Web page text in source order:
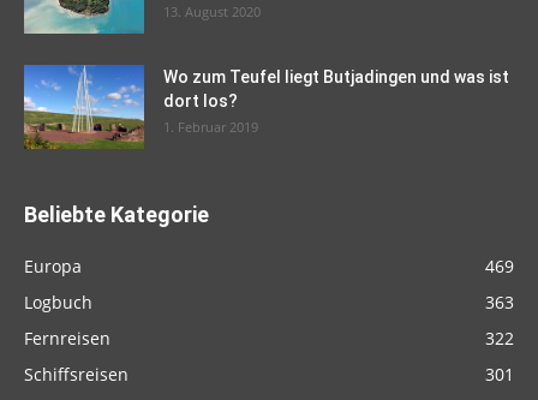
13. August 2020
Wo zum Teufel liegt Butjadingen und was ist
dort los?
1. Februar 2019
Beliebte Kategorie
Europa
469
Logbuch
363
Fernreisen
322
Schiffsreisen
301